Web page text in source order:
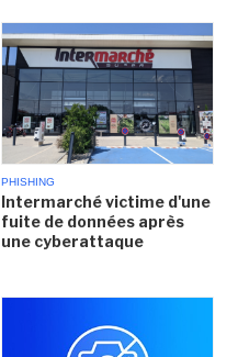
PHISHING
Intermarché victime d'une
fuite de données après
une cyberattaque